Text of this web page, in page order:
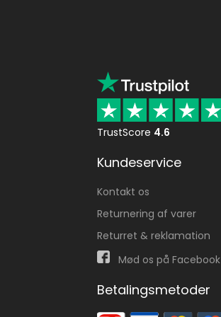
TrustScore 4.6
Kundeservice
Kontakt os
Returnering af varer
Returret & reklamation
Mød os på Facebook
Betalingsmetoder